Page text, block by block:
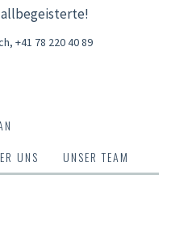
, +41 78 220 40 89
UNS UNSER TEAM